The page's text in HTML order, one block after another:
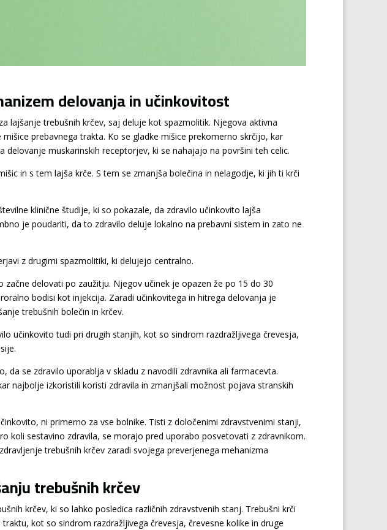
delovanja in učinkovitost
lajšanje trebušnih krčev, saj deluje kot spazmolitik. Njegova aktivna
prebavnega trakta. Ko se gladke mišice prekomerno skrčijo, kar
delovanje muskarinskih receptorjev, ki se nahajajo na površini teh celic.
in s tem lajša krče. S tem se zmanjša bolečina in nelagodje, ki jih ti krči
klinične študije, ki so pokazale, da zdravilo učinkovito lajša
je poudariti, da to zdravilo deluje lokalno na prebavni sistem in zato ne
z drugimi spazmolitiki, ki delujejo centralno.
delovati po zaužitju. Njegov učinek je opazen že po 15 do 30
bodisi kot injekcija. Zaradi učinkovitega in hitrega delovanja je
trebušnih bolečin in krčev.
učinkovito tudi pri drugih stanjih, kot so sindrom razdražljivega črevesja,
da se zdravilo uporablja v skladu z navodili zdravnika ali farmacevta.
najbolje izkoristili koristi zdravila in zmanjšali možnost pojava stranskih
ni primerno za vse bolnike. Tisti z določenimi zdravstvenimi stanji,
koli sestavino zdravila, se morajo pred uporabo posvetovati z zdravnikom.
trebušnih krčev zaradi svojega preverjenega mehanizma
trebušnih krčev
krčev, ki so lahko posledica različnih zdravstvenih stanj. Trebušni krči
kot so sindrom razdražljivega črevesja, črevesne kolike in druge